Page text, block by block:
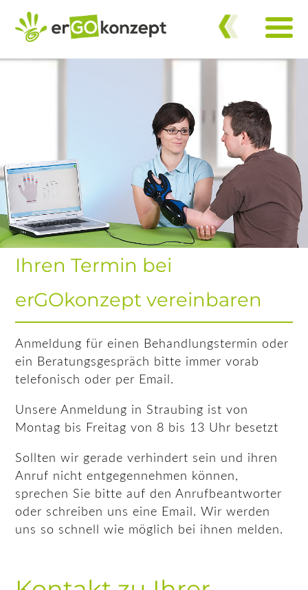
Ihren Termin bei
erGOkonzept vereinbaren
Anmeldung für einen Behandlungstermin oder
ein Beratungsgespräch bitte immer vorab
telefonisch oder per Email.
Unsere Anmeldung in Straubing ist von
Montag bis Freitag von 8 bis 13 Uhr besetzt
Sollten wir gerade verhindert sein und ihren
Anruf nicht entgegennehmen können,
sprechen Sie bitte auf den Anrufbeantworter
oder schreiben uns eine Email. Wir werden
uns so schnell wie möglich bei ihnen melden.